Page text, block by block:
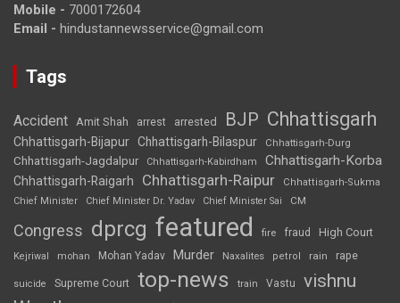
Mobile - 7000172604
Email - hindustannewsservice@gmail.com
Tags
Accident Amit Shah arrest arrested BJP Chhattisgarh
Chhattisgarh-Bijapur Chhattisgarh-Bilaspur Chhattisgarh-Durg
Chhattisgarh-Jagdalpur Chhattisgarh-Kabirdham Chhattisgarh-Korba
Chhattisgarh-Raigarh Chhattisgarh-Raipur
Chhattisgarh-Sukma
Chief Minister
Chief Minister Dr. Yadav Chief Minister Sai CM
Congress dprcg featured fire fraud High Court
Kejriwal mohan Mohan Yadav Murder Naxalites petrol rain rape
suicide Supreme Court top-news train Vastu vishnu